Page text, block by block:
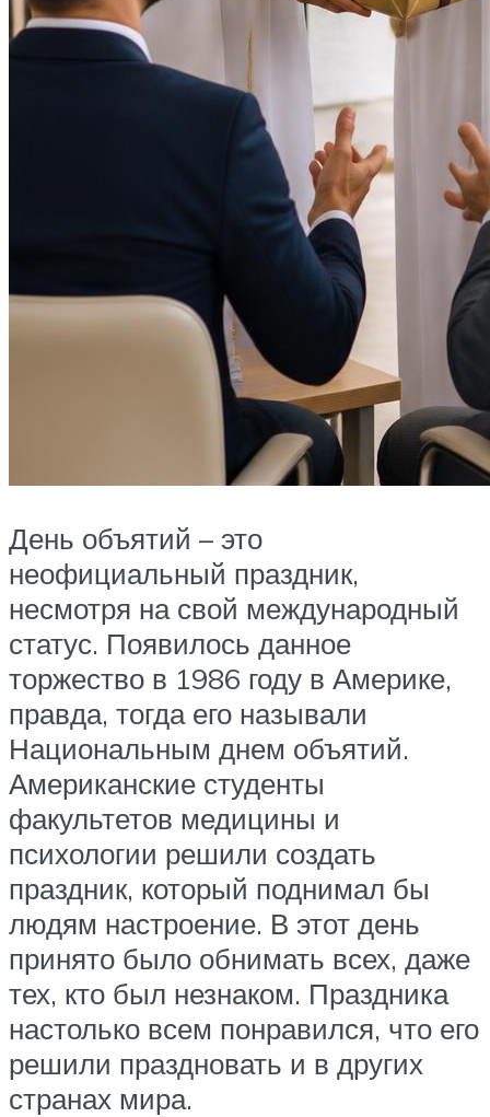
День объятий – это
неофициальный праздник,
несмотря на свой международный
статус. Появилось данное
торжество в 1986 году в Америке,
правда, тогда его называли
Национальным днем объятий.
Американские студенты
факультетов медицины и
психологии решили создать
праздник, который поднимал бы
людям настроение. В этот день
принято было обнимать всех, даже
тех, кто был незнаком. Праздника
настолько всем понравился, что его
решили праздновать и в других
странах мира.